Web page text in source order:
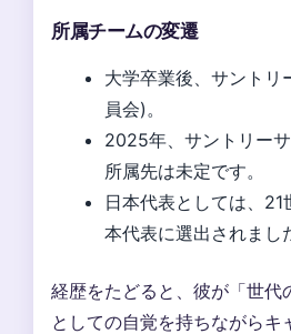
所属チームの変遷
大学卒業後、サント
員会)。
2025年、サントリー
所属先は未定です。
日本代表としては、
本代表に選出されまし
経歴をたどると、彼が「世代
としての自覚を持ちながら